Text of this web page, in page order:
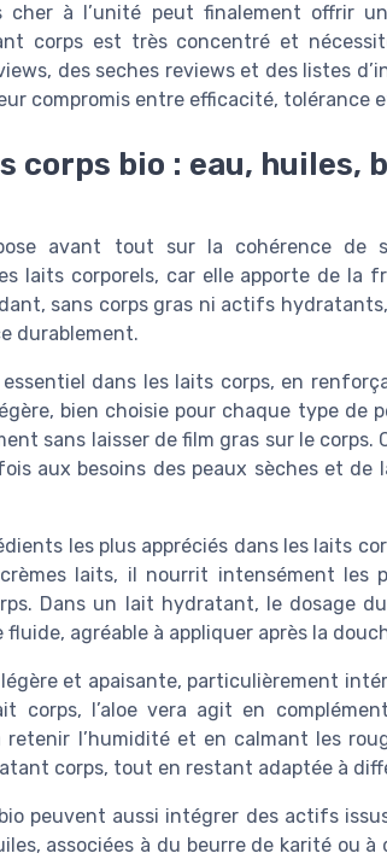
cher à l’unité peut finalement offrir
corps est très concentré et
des seches reviews et des listes
compromis entre efficacité, tolérance
corps bio : eau, huiles,
avant tout sur la cohérence de
laits corporels, car elle apporte de la
sans corps gras ni actifs
durablement.
dans les laits corps, en
bien choisie pour chaque type de
sans laisser de film gras sur le corps.
aux besoins des peaux sèches et de
les plus appréciés dans les laits
laits, il nourrit intensément les
Dans un lait hydratant, le dosage
agréable à appliquer après la
et apaisante, particulièrement
corps, l’aloe vera agit en
l’humidité et en calmant les
corps, tout en restant adaptée à
peuvent aussi intégrer des actifs
associées à du beurre de karité ou à